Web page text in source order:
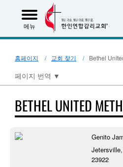
메뉴
홈페이지 교회 찾기 Bethel
페이지 번역 ▼
BETHEL UNITED
23922